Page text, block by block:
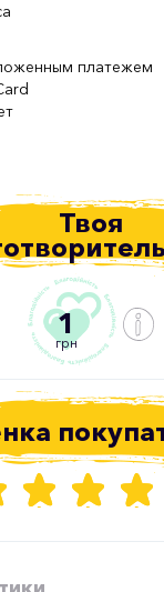
платежем
Твоя
1
грн